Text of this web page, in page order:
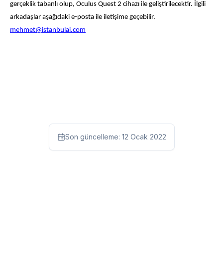
gerçeklik tabanlı olup, Oculus Quest 2 cihazı ile geliştirilecektir. İlgili
arkadaşlar aşağıdaki e-posta ile iletişime geçebilir.
mehmet@istanbulai.com
Son güncelleme: 12 Ocak 2022